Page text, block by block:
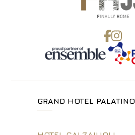
GRAND HOTEL PALATINO